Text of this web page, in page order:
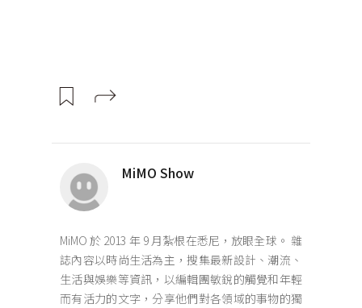
MiMO Show
MiMO 於 2013 年 9 月紮根在悉尼，放眼全球。 雜
誌內容以時尚生活為主，搜集最新設計、潮流、
生活與娛樂等資訊，以編輯團敏銳的觸覺和年輕
而有活力的文字，分享他們對各領域的事物的獨